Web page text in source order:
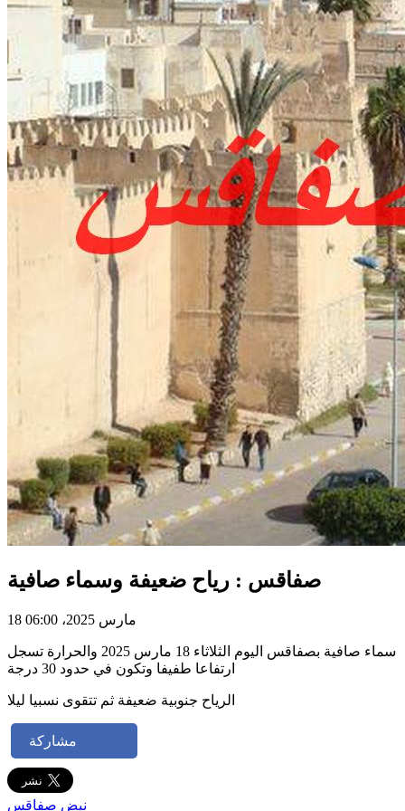
صفاقس : رياح ضعيفة وسماء صافية
18 مارس 2025، 06:00
سماء صافية بصفاقس اليوم الثلاثاء 18 مارس 2025 والحرارة تسجل
ارتفاعا طفيفا وتكون في حدود 30 درجة
الرياح جنوبية ضعيفة ثم تتقوى نسبيا ليلا
مشاركة
نبض صفاقس